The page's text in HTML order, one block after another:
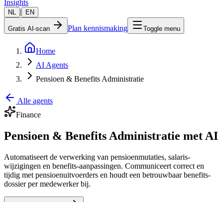
Insights
NL | EN
Gratis AI-scan Plan kennismaking Toggle menu
Home
AI Agents
Pensioen & Benefits Administratie
Alle agents
Finance
Pensioen & Benefits Administratie met AI
Automatiseert de verwerking van pensioenmutaties, salaris­
wijzigingen en benefits-aanpassingen. Communiceert correct en
tijdig met pensioenuitvoerders en houdt een betrouwbaar benefits-
dossier per medewerker bij.